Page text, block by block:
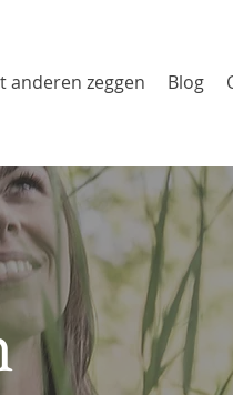
anderen zeggen Blog